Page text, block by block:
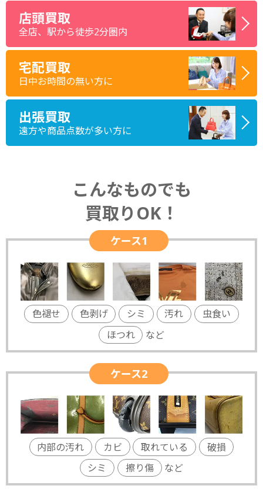
店頭買取
全店、駅から徒歩2分圏内
宅配買取
日中お時間の無い方に
出張買取
遠方や商品点数が多い方に
こんなものでも
買取りOK！
ケース1
色褪せ 色剥げ シミ 汚れ
虫食い
ほつれ
など
ケース2
内部の汚れ カビ 取れている
破損
シミ
擦り傷 など